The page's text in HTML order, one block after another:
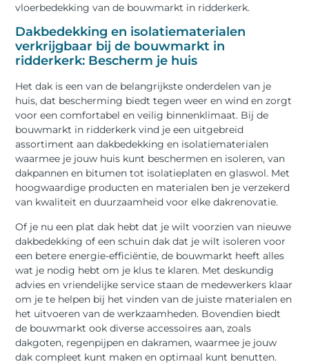
vloerbedekking van de bouwmarkt in ridderkerk.
Dakbedekking en isolatiematerialen
verkrijgbaar bij de bouwmarkt in
ridderkerk: Bescherm je huis
Het dak is een van de belangrijkste onderdelen van je
huis, dat bescherming biedt tegen weer en wind en zorgt
voor een comfortabel en veilig binnenklimaat. Bij de
bouwmarkt in ridderkerk vind je een uitgebreid
assortiment aan dakbedekking en isolatiematerialen
waarmee je jouw huis kunt beschermen en isoleren, van
dakpannen en bitumen tot isolatieplaten en glaswol. Met
hoogwaardige producten en materialen ben je verzekerd
van kwaliteit en duurzaamheid voor elke dakrenovatie.
Of je nu een plat dak hebt dat je wilt voorzien van nieuwe
dakbedekking of een schuin dak dat je wilt isoleren voor
een betere energie-efficiëntie, de bouwmarkt heeft alles
wat je nodig hebt om je klus te klaren. Met deskundig
advies en vriendelijke service staan de medewerkers klaar
om je te helpen bij het vinden van de juiste materialen en
het uitvoeren van de werkzaamheden. Bovendien biedt
de bouwmarkt ook diverse accessoires aan, zoals
dakgoten, regenpijpen en dakramen, waarmee je jouw
dak compleet kunt maken en optimaal kunt benutten.